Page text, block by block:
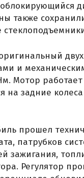
также
и
Мотор
на задние
прошел
патрубков
зажигания,
Регулятор